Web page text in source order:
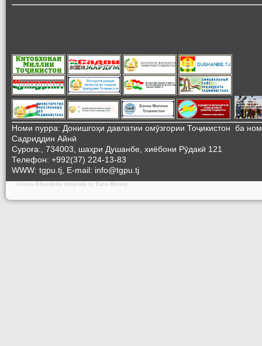
Номи пурра: Донишгоҳи давлатии омӯзгории Тоҷикистон ба
Садриддин Айнӣ
Суроға:, 734003, шаҳри Душанбе, хиёбони Рӯдакӣ 121
Телефон: +992(37) 224-13-83
WWW: tgpu.tj, E-mail: info@tgpu.tj
Joomla Education template by Earn Money